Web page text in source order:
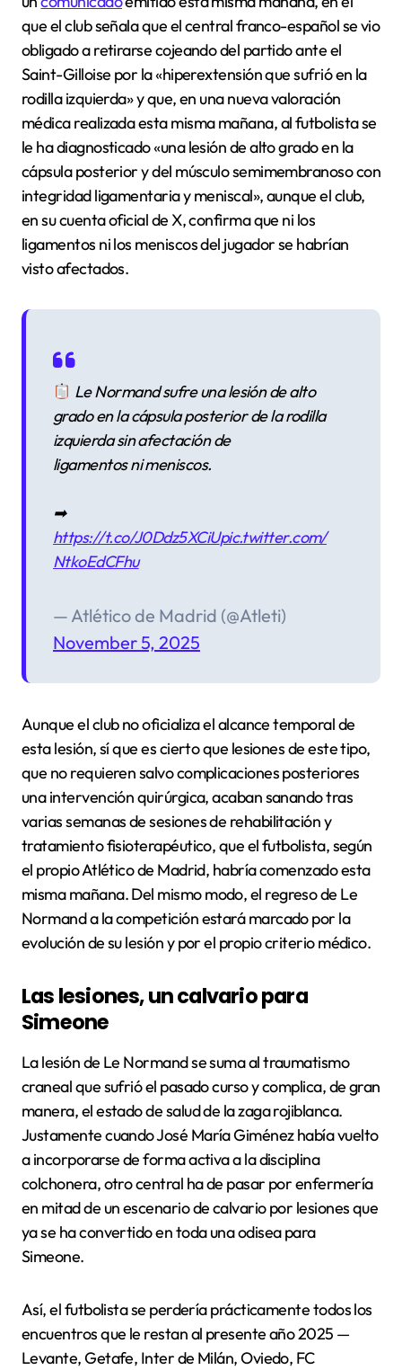
que el club señala que el central franco-español se vio
obligado a retirarse cojeando del partido ante el
Saint-Gilloise por la «hiperextensión que sufrió en la
rodilla izquierda» y que, en una nueva valoración
médica realizada esta misma mañana, al futbolista se
le ha diagnosticado «una lesión de alto grado en la
cápsula posterior y del músculo semimembranoso con
integridad ligamentaria y meniscal», aunque el club,
en su cuenta oficial de X, confirma que ni los
ligamentos ni los meniscos del jugador se habrían
visto afectados.
Le Normand sufre una lesión de alto
grado en la cápsula posterior de la rodilla
izquierda sin afectación de
ligamentos ni meniscos.
➡
https://t.co/J0Ddz5XCiUpic.twitter.com/
NtkoEdCFhu
— Atlético de Madrid (@Atleti)
November 5, 2025
Aunque el club no oficializa el alcance temporal de
esta lesión, sí que es cierto que lesiones de este tipo,
que no requieren salvo complicaciones posteriores
una intervención quirúrgica, acaban sanando tras
varias semanas de sesiones de rehabilitación y
tratamiento fisioterapéutico, que el futbolista, según
el propio Atlético de Madrid, habría comenzado esta
misma mañana. Del mismo modo, el regreso de Le
Normand a la competición estará marcado por la
evolución de su lesión y por el propio criterio médico.
Las lesiones, un calvario para
Simeone
La lesión de Le Normand se suma al traumatismo
craneal que sufrió el pasado curso y complica, de gran
manera, el estado de salud de la zaga rojiblanca.
Justamente cuando José María Giménez había vuelto
a incorporarse de forma activa a la disciplina
colchonera, otro central ha de pasar por enfermería
en mitad de un escenario de calvario por lesiones que
ya se ha convertido en toda una odisea para
Simeone.
Así, el futbolista se perdería prácticamente todos los
encuentros que le restan al presente año 2025 —
Levante, Getafe, Inter de Milán, Oviedo, FC